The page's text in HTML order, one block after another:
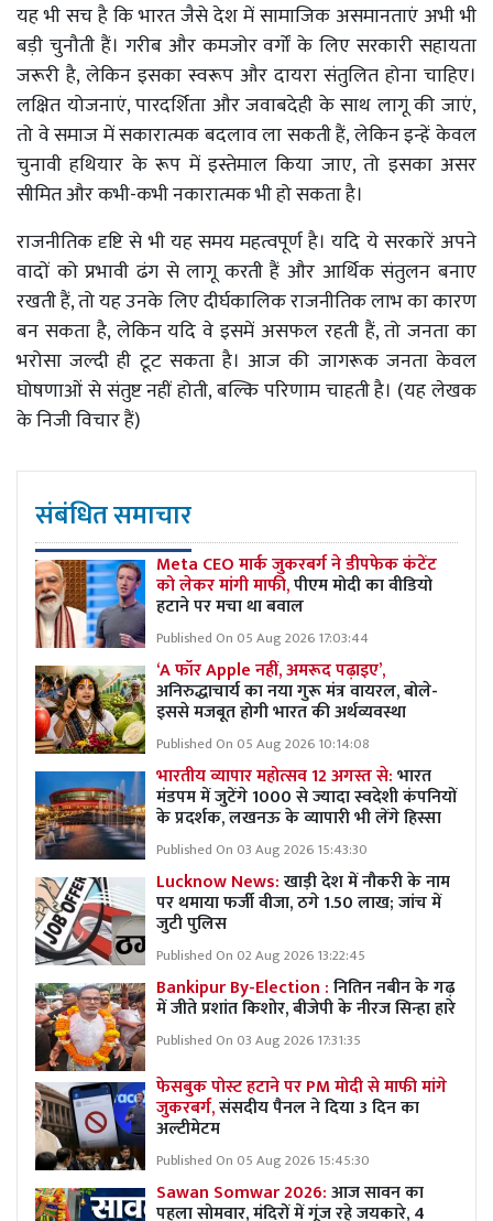
यह भी सच है कि भारत जैसे देश में सामाजिक असमानताएं अभी भी
बड़ी चुनौती हैं। गरीब और कमजोर वर्गों के लिए सरकारी सहायता
जरूरी है, लेकिन इसका स्वरूप और दायरा संतुलित होना चाहिए।
लक्षित योजनाएं, पारदर्शिता और जवाबदेही के साथ लागू की जाएं,
तो वे समाज में सकारात्मक बदलाव ला सकती हैं, लेकिन इन्हें केवल
चुनावी हथियार के रूप में इस्तेमाल किया जाए, तो इसका असर
सीमित और कभी-कभी नकारात्मक भी हो सकता है।
राजनीतिक दृष्टि से भी यह समय महत्वपूर्ण है। यदि ये सरकारें अपने
वादों को प्रभावी ढंग से लागू करती हैं और आर्थिक संतुलन बनाए
रखती हैं, तो यह उनके लिए दीर्घकालिक राजनीतिक लाभ का कारण
बन सकता है, लेकिन यदि वे इसमें असफल रहती हैं, तो जनता का
भरोसा जल्दी ही टूट सकता है। आज की जागरूक जनता केवल
घोषणाओं से संतुष्ट नहीं होती, बल्कि परिणाम चाहती है। (यह लेखक
के निजी विचार हैं)
संबंधित समाचार
Meta CEO मार्क जुकरबर्ग ने डीपफेक कंटेंट
को लेकर मांगी माफी,पीएम मोदी का वीडियो
हटाने पर मचा था बवाल
Published On 05 Aug 2026 17:03:44
‘A फॉर Apple नहीं, अमरूद पढ़ाइए’,
अनिरुद्धाचार्य का नया गुरू मंत्र वायरल, बोले-
इससे मजबूत होगी भारत की अर्थव्यवस्था
Published On 05 Aug 2026 10:14:08
भारतीय व्यापार महोत्सव 12 अगस्त से:भारत
मंडपम में जुटेंगे 1000 से ज्यादा स्वदेशी कंपनियों
के प्रदर्शक, लखनऊ के व्यापारी भी लेंगे हिस्सा
Published On 03 Aug 2026 15:43:30
Lucknow News:खाड़ी देश में नौकरी के नाम
पर थमाया फर्जी वीजा, ठगे 1.50 लाख; जांच में
जुटी पुलिस
Published On 02 Aug 2026 13:22:45
Bankipur By-Election :नितिन नबीन के गढ़
में जीते प्रशांत किशोर, बीजेपी के नीरज सिन्हा हारे
Published On 03 Aug 2026 17:31:35
फेसबुक पोस्ट हटाने पर PM मोदी से माफी मांगे
जुकरबर्ग,संसदीय पैनल ने दिया 3 दिन का
अल्टीमेटम
Published On 05 Aug 2026 15:45:30
Sawan Somwar 2026:आज सावन का
पहला सोमवार, मंदिरों में गूंज रहे जयकारे, 4